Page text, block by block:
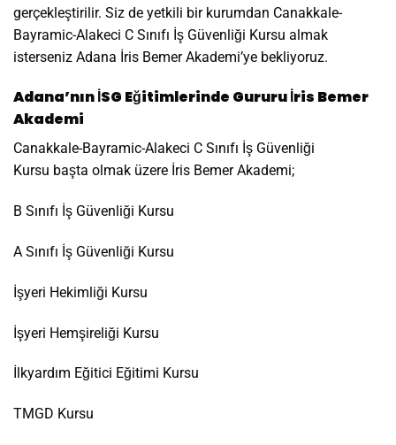
gerçekleştirilir. Siz de yetkili bir kurumdan Canakkale-
Bayramic-Alakeci C Sınıfı İş Güvenliği Kursu almak
isterseniz Adana İris Bemer Akademi’ye bekliyoruz.
Adana’nın İSG Eğitimlerinde Gururu İris Bemer
Akademi
Canakkale-Bayramic-Alakeci C Sınıfı İş Güvenliği
Kursu başta olmak üzere İris Bemer Akademi;
B Sınıfı İş Güvenliği Kursu
A Sınıfı İş Güvenliği Kursu
İşyeri Hekimliği Kursu
İşyeri Hemşireliği Kursu
İlkyardım Eğitici Eğitimi Kursu
TMGD Kursu